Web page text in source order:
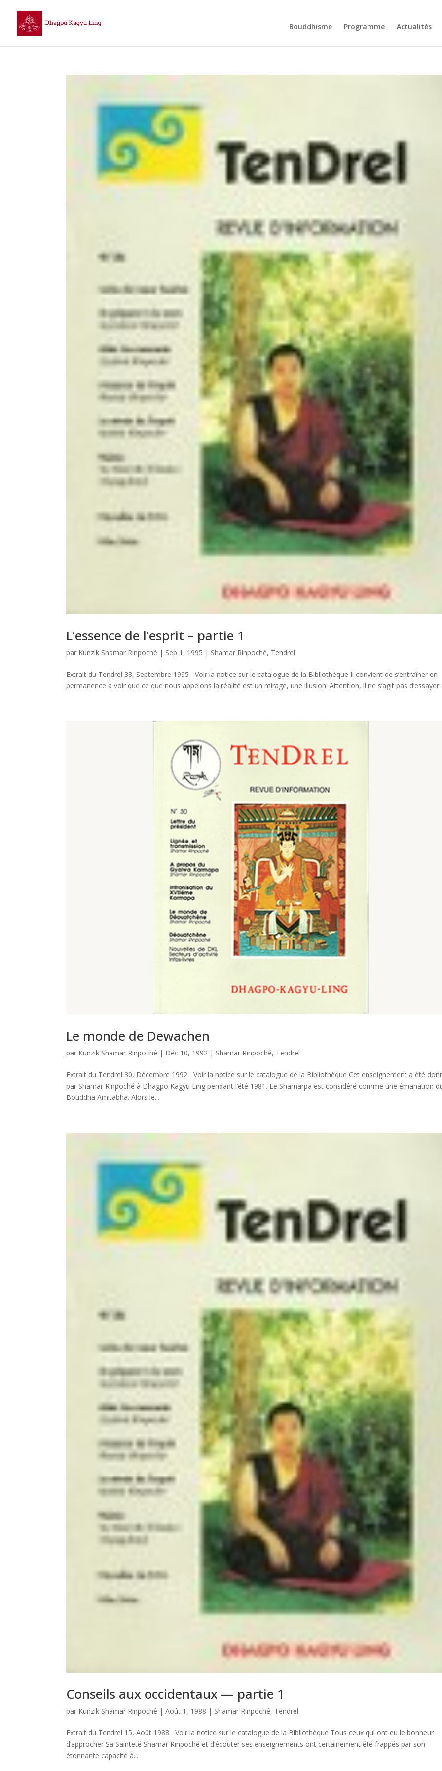
Bouddhisme Programme Actualités
L’essence de l’esprit – partie 1
par Kunzik Shamar Rinpoché | Sep 1, 1995 | Shamar Rinpoché, Tendrel
Extrait du Tendrel 38, Septembre 1995 Voir la notice sur le catalogue de la Bibliothèque Il convient de s’entraîner en
permanence à voir que ce que nous appelons la réalité est un mirage, une illusion. Attention, il ne s’agit pas d’essayer
Le monde de Dewachen
par Kunzik Shamar Rinpoché | Déc 10, 1992 | Shamar Rinpoché, Tendrel
Extrait du Tendrel 30, Décembre 1992 Voir la notice sur le catalogue de la Bibliothèque Cet enseignement a été
par Shamar Rinpoché à Dhagpo Kagyu Ling pendant l’été 1981. Le Shamarpa est considéré comme une émanation
Bouddha Amitabha. Alors le...
Conseils aux occidentaux — partie 1
par Kunzik Shamar Rinpoché |Août 1, 1988 | Shamar Rinpoché, Tendrel
Extrait du Tendrel 15, Août 1988 Voir la notice sur le catalogue de la Bibliothèque Tous ceux qui ont eu le bonheur
d’approcher Sa Sainteté Shamar Rinpoché et d’écouter ses enseignements ont certainement été frappés par son
étonnante capacité à...